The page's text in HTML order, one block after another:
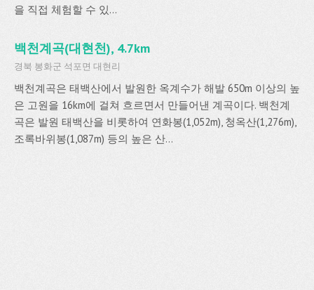
을 직접 체험할 수 있...
백천계곡(대현천), 4.7km
경북 봉화군 석포면 대현리
백천계곡은 태백산에서 발원한 옥계수가 해발 650m 이상의 높
은 고원을 16km에 걸쳐 흐르면서 만들어낸 계곡이다. 백천계
곡은 발원 태백산을 비롯하여 연화봉(1,052m), 청옥산(1,276m),
조록바위봉(1,087m) 등의 높은 산...